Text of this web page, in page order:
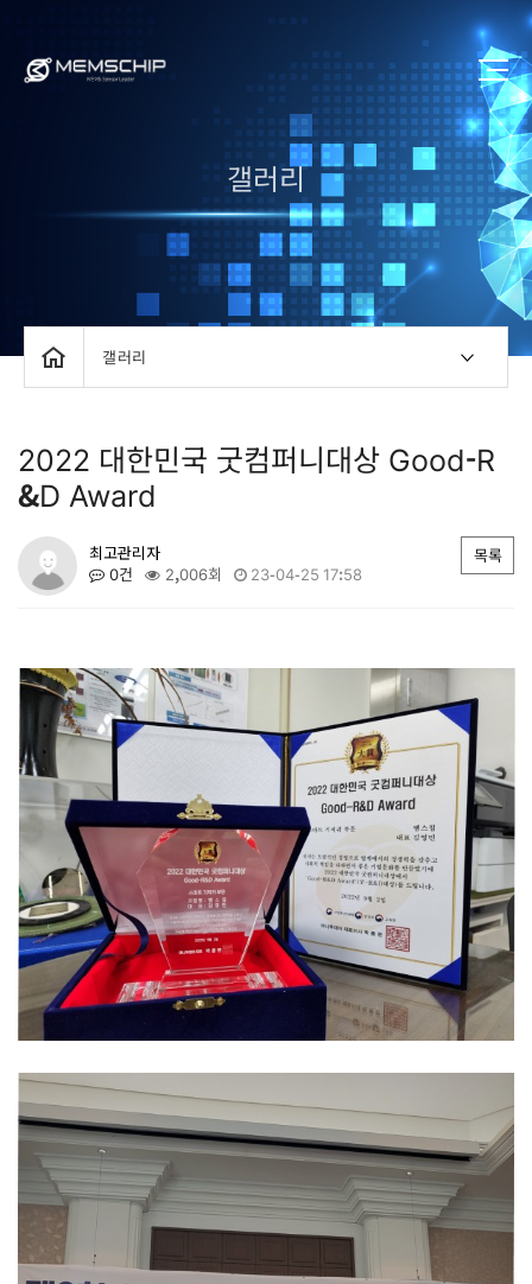
갤러리
갤러리
2022 대한민국 굿컴퍼니대상 Good-R
&D Award
최고관리자
0건 2,006회 23-04-25 17:58
목록